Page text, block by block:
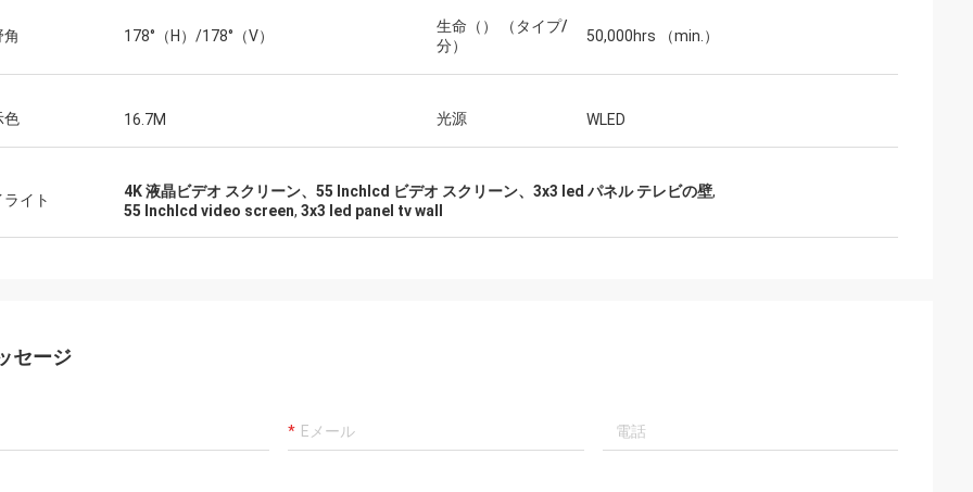
角 178°（H）/178°（V）
生命（） （タイプ/
分）
50,000hrs （min.）
色 16.7M 光源 WLED
イト 4K 液晶ビデオ スクリーン、55 Inchlcd ビデオ スクリーン、3x3 led パネル テレビの壁,
55 Inchlcd video screen, 3x3 led panel tv wall
セージ